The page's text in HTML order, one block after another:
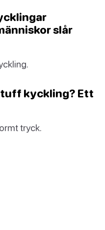
slår
tuff kyckling? Ett
tryck.